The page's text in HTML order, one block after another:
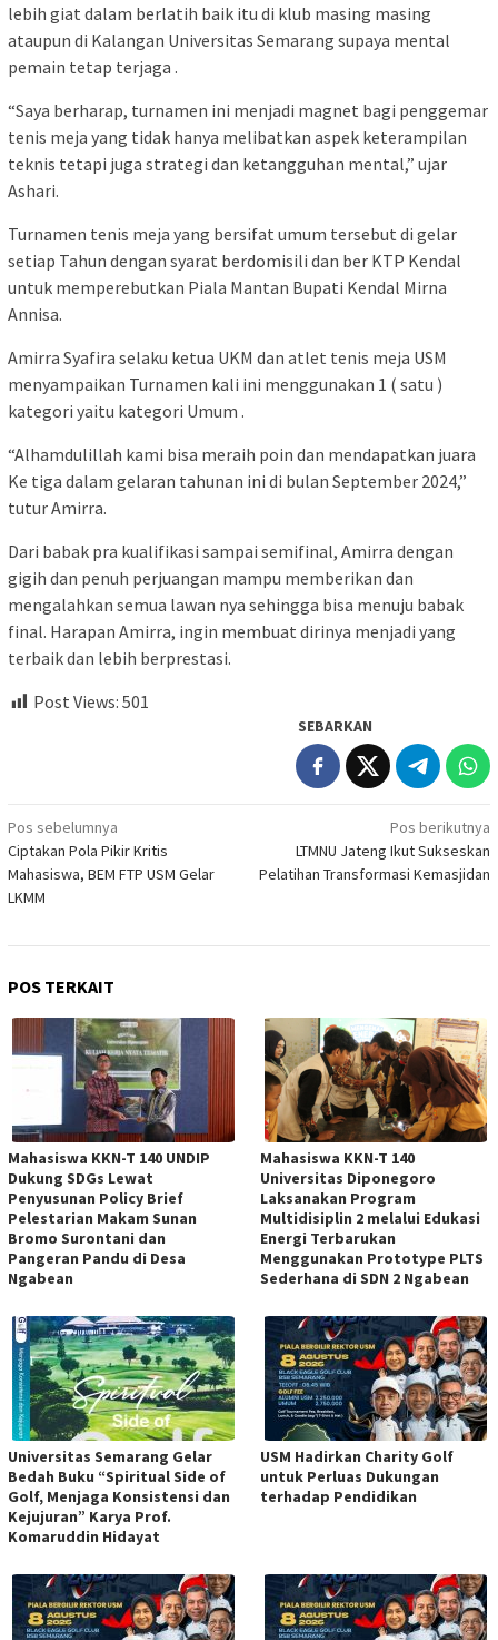
lebih giat dalam berlatih baik itu di klub masing masing
ataupun di Kalangan Universitas Semarang supaya mental
pemain tetap terjaga .
“Saya berharap, turnamen ini menjadi magnet bagi penggemar
tenis meja yang tidak hanya melibatkan aspek keterampilan
teknis tetapi juga strategi dan ketangguhan mental,” ujar
Ashari.
Turnamen tenis meja yang bersifat umum tersebut di gelar
setiap Tahun dengan syarat berdomisili dan ber KTP Kendal
untuk memperebutkan Piala Mantan Bupati Kendal Mirna
Annisa.
Amirra Syafira selaku ketua UKM dan atlet tenis meja USM
menyampaikan Turnamen kali ini menggunakan 1 ( satu )
kategori yaitu kategori Umum .
“Alhamdulillah kami bisa meraih poin dan mendapatkan juara
Ke tiga dalam gelaran tahunan ini di bulan September 2024,”
tutur Amirra.
Dari babak pra kualifikasi sampai semifinal, Amirra dengan
gigih dan penuh perjuangan mampu memberikan dan
mengalahkan semua lawan nya sehingga bisa menuju babak
final. Harapan Amirra, ingin membuat dirinya menjadi yang
terbaik dan lebih berprestasi.
Post Views: 501
SEBARKAN
Navigasi
pos
Pos sebelumnya
Ciptakan Pola Pikir Kritis
Mahasiswa, BEM FTP USM Gelar
LKMM
Pos berikutnya
LTMNU Jateng Ikut Sukseskan
Pelatihan Transformasi Kemasjidan
POS TERKAIT
Mahasiswa KKN-T 140 UNDIP
Dukung SDGs Lewat
Penyusunan Policy Brief
Pelestarian Makam Sunan
Bromo Surontani dan
Pangeran Pandu di Desa
Ngabean
Mahasiswa KKN-T 140
Universitas Diponegoro
Laksanakan Program
Multidisiplin 2 melalui Edukasi
Energi Terbarukan
Menggunakan Prototype PLTS
Sederhana di SDN 2 Ngabean
Universitas Semarang Gelar
Bedah Buku “Spiritual Side of
Golf, Menjaga Konsistensi dan
Kejujuran” Karya Prof.
Komaruddin Hidayat
USM Hadirkan Charity Golf
untuk Perluas Dukungan
terhadap Pendidikan